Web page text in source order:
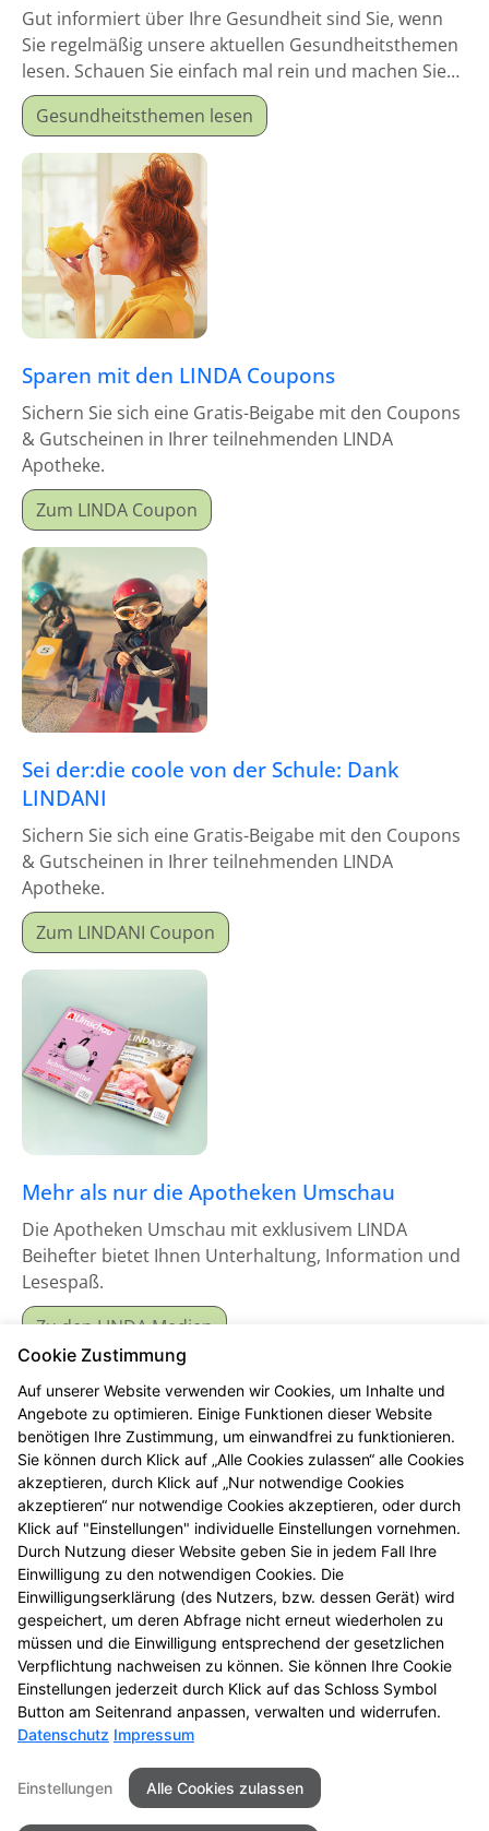
Gut informiert über Ihre Gesundheit sind Sie, wenn
Sie regelmäßig unsere aktuellen Gesundheitsthemen
lesen. Schauen Sie einfach mal rein und machen Sie
sich schlau!
Gesundheitsthemen lesen
Sparen mit den LINDA Coupons
Sichern Sie sich eine Gratis-Beigabe mit den Coupons
& Gutscheinen in Ihrer teilnehmenden LINDA
Apotheke.
Zum LINDA Coupon
Sei der:die coole von der Schule: Dank
LINDANI
Sichern Sie sich eine Gratis-Beigabe mit den Coupons
& Gutscheinen in Ihrer teilnehmenden LINDA
Apotheke.
Zum LINDANI Coupon
Mehr als nur die Apotheken Umschau
Die Apotheken Umschau mit exklusivem LINDA
Beihefter bietet Ihnen Unterhaltung, Information und
Lesespaß.
Zu den LINDA Medien
Gesundheitstelefon
Hochwertige Beratung, anonym und kostenfrei
Zum Gesundheitstelefon
Seitenübersicht Kontakt
Impressum
Datenschutz
Barrierefreiheit
Cookie Zustimmung
Auf unserer Website verwenden wir Cookies, um Inhalte und
Angebote zu optimieren. Einige Funktionen dieser Website
benötigen Ihre Zustimmung, um einwandfrei zu funktionieren.
Sie können durch Klick auf „Alle Cookies zulassen“ alle Cookies
akzeptieren, durch Klick auf „Nur notwendige Cookies
akzeptieren“ nur notwendige Cookies akzeptieren, oder durch
Klick auf "Einstellungen" individuelle Einstellungen vornehmen.
Durch Nutzung dieser Website geben Sie in jedem Fall Ihre
Einwilligung zu den notwendigen Cookies. Die
Einwilligungserklärung (des Nutzers, bzw. dessen Gerät) wird
gespeichert, um deren Abfrage nicht erneut wiederholen zu
müssen und die Einwilligung entsprechend der gesetzlichen
Verpflichtung nachweisen zu können. Sie können Ihre Cookie
Einstellungen jederzeit durch Klick auf das Schloss Symbol
Button am Seitenrand anpassen, verwalten und widerrufen.
Datenschutz Impressum
Einstellungen Alle Cookies zulassen